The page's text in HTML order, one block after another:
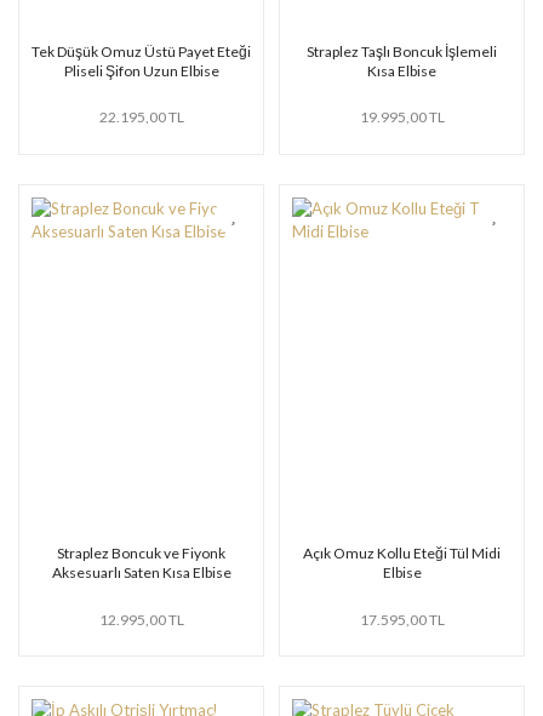
Tek Düşük Omuz Üstü Payet Eteği
Pliseli Şifon Uzun Elbise
22.195,00 TL
Straplez Taşlı Boncuk İşlemeli
Kısa Elbise
19.995,00 TL
Straplez Boncuk ve Fiyonk
Aksesuarlı Saten Kısa Elbise
12.995,00 TL
Açık Omuz Kollu Eteği Tül Midi
Elbise
17.595,00 TL